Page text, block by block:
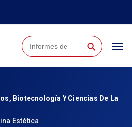
⚲
Biotecnología Y Ciencias De La
Estética